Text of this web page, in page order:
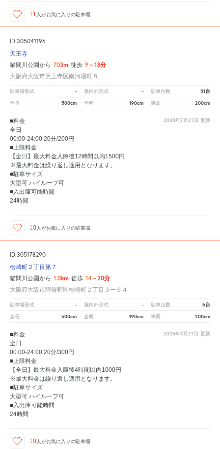
11 人がお気に入りの駐車場
ID:305041196
天王寺
猫間川公園から 703m 徒歩 9～13分
大阪府大阪市天王寺区南河堀町８
駐車場形式 - 屋内外形式 - 駐車台数 51台
全長 500cm 全幅 190cm 車高 200cm
2026年7月27日 更新
■料金
全日
00:00-24:00 20分/200円
■上限料金
【全日】最大料金入庫後12時間以内1500円
※最大料金は繰り返し適用となります。
■駐車サイズ
大型可 ハイルーフ可
■入出庫可能時間
24時間
10人がお気に入りの駐車場
ID:305178290
松崎町２丁目第７
猫間川公園から 1.0km 徒歩 14～20分
大阪府大阪市阿倍野区松崎町２丁目３ー５４
駐車場形式 - 屋内外形式 - 駐車台数 6台
全長 500cm 全幅 190cm 車高 200cm
2026年7月27日 更新
■料金
全日
00:00-24:00 20分/300円
■上限料金
【全日】最大料金入庫後4時間以内1000円
※最大料金は繰り返し適用となります。
■駐車サイズ
大型可 ハイルーフ可
■入出庫可能時間
24時間
10人がお気に入りの駐車場